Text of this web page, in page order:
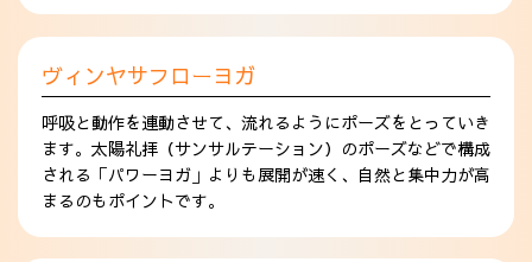
ヴィンヤサフローヨガ
呼吸と動作を連動させて、流れるようにポーズをとっていき
ます。太陽礼拝（サンサルテーション）のポーズなどで構成
される「パワーヨガ」よりも展開が速く、自然と集中力が高
まるのもポイントです。